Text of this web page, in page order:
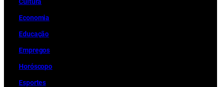
Economia
Educação
Empregos
Horóscopo
Esportes